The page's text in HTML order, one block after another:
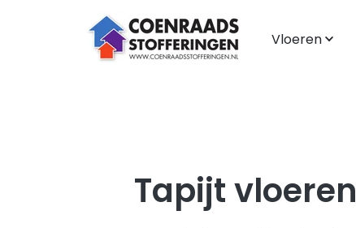
Tapijt vloeren
Vloeren
Tapijt
Vinyl
Vouwgordijnen
Plisségordijnen